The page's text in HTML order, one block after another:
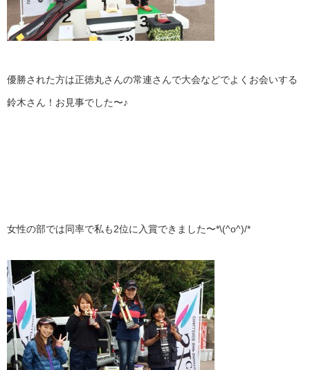
優勝された方は正徳丸さんの常連さんで大会などでよくお会いする
鈴木さん！お見事でした〜♪
女性の部では同率で私も2位に入賞できました〜*\(^o^)/*